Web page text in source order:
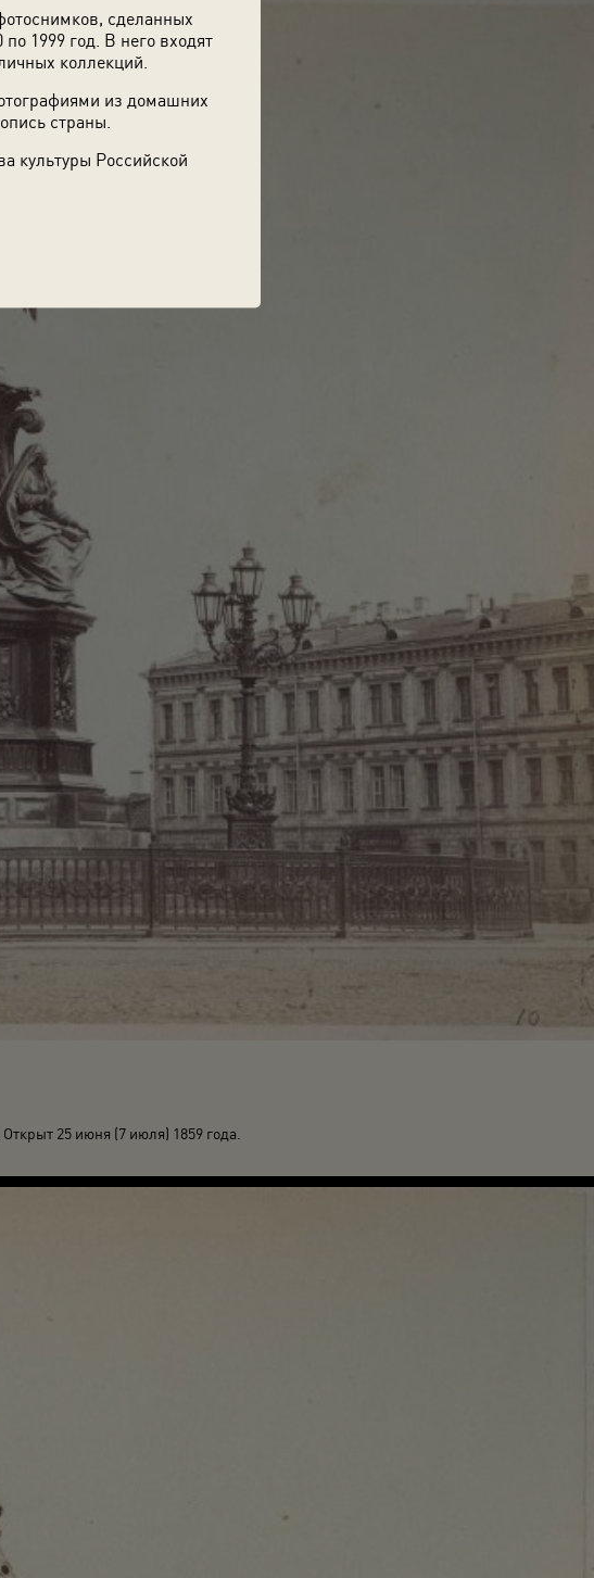
сделанных
1999 год. В него входят
коллекций.
из домашних
страны.
культуры Российской
25 июня (7 июля) 1859 года.